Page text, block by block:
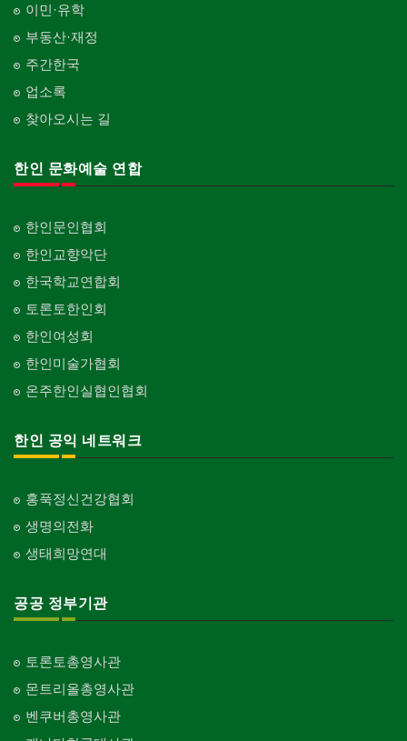
이민·유학
부동산·재정
주간한국
업소록
찾아오시는 길
한인 문화예술 연합
한인문인협회
한인교향악단
한국학교연합회
토론토한인회
한인여성회
한인미술가협회
온주한인실협인협회
한인 공익 네트워크
홍푹정신건강협회
생명의전화
생태희망연대
공공 정부기관
토론토총영사관
몬트리올총영사관
벤쿠버총영사관